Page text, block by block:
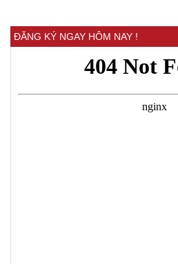
ĐĂNG KÝ NGAY HÔM NAY !